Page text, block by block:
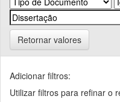
Retornar valores
Adicionar filtros:
Utilizar filtros para refinar o